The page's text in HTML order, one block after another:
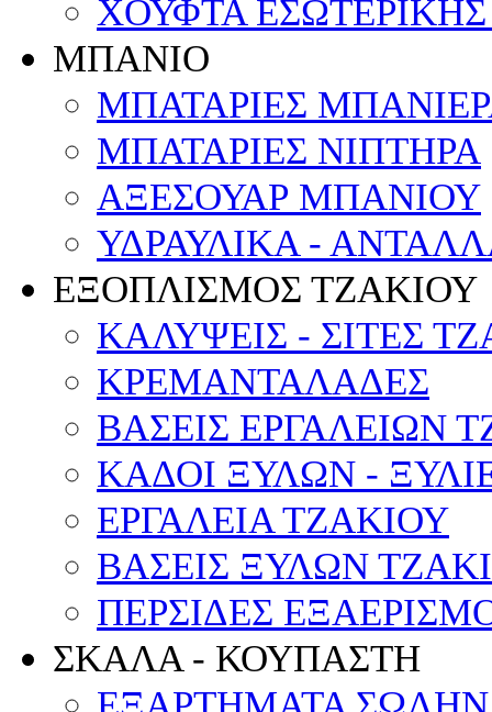
ΧΟΥΦΤΑ
ΜΠΑΝΙΟ
ΜΠΑΤΑΡΙΕΣ
ΜΠΑΤΑΡΙΕΣ ΝΙΠΤΗΡΑ
ΑΞΕΣΟΥΑΡ ΜΠΑΝΙΟΥ
ΥΔΡΑΥΛΙΚΑ -
ΕΞΟΠΛΙΣΜΟΣ ΤΖΑΚΙΟΥ
ΚΑΛΥΨΕΙΣ - ΣΙΤΕΣ
ΚΡΕΜΑΝΤΑΛΑΔΕΣ
ΒΑΣΕΙΣ ΕΡΓΑΛΕΙΩΝ
ΚΑΔΟΙ ΞΥΛΩΝ -
ΕΡΓΑΛΕΙΑ ΤΖΑΚΙΟΥ
ΒΑΣΕΙΣ ΞΥΛΩΝ
ΠΕΡΣΙΔΕΣ
ΣΚΑΛΑ - ΚΟΥΠΑΣΤΗ